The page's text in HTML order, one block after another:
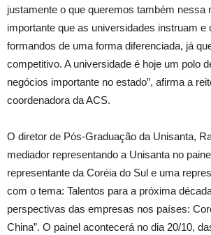
justamente o que queremos também nessa
importante que as universidades instruam e
formandos de uma forma diferenciada, já
competitivo. A universidade é hoje um polo
negócios importante no estado”, afirma a
coordenadora da ACS.
O diretor de Pós-Graduação da Unisanta,
mediador representando a Unisanta no
representante da Coréia do Sul e uma
com o tema: Talentos para a próxima
perspectivas das empresas nos países:
China”. O painel acontecerá no dia 20/10,